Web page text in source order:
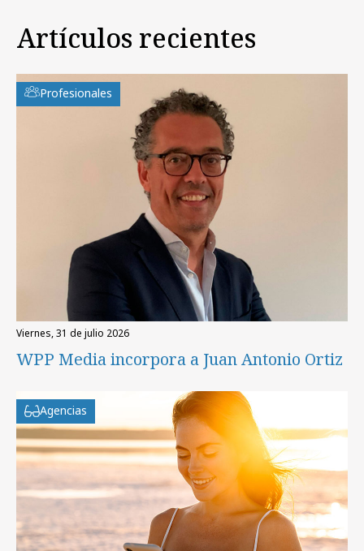
Artículos recientes
Profesionales
viernes, 31 de julio 2026
WPP Media incorpora a Juan Antonio Ortiz
Agencias